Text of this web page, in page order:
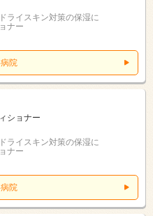
ライスキン対策の保湿に
ナー
院
ショナー
ライスキン対策の保湿に
ナー
院